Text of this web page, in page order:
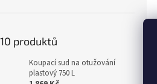
produktů
Koupací sud na otužování
plastový 750 L